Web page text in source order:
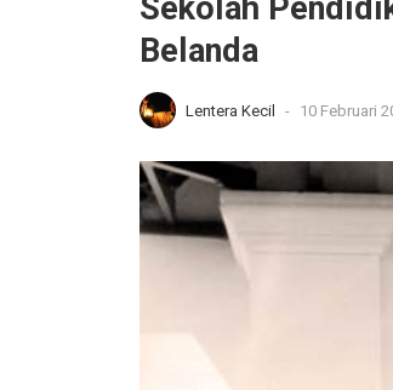
Sekolah
Belanda
Lentera Kecil - 10 Februari